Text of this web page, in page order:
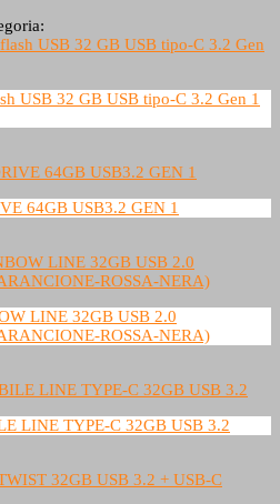
USB 32 GB USB tipo-C 3.2 Gen 1
64GB USB3.2 GEN 1
LINE 32GB USB 2.0
ROSSA-NERA)
LINE TYPE-C 32GB USB 3.2